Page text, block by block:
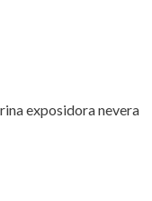
exposidora nevera